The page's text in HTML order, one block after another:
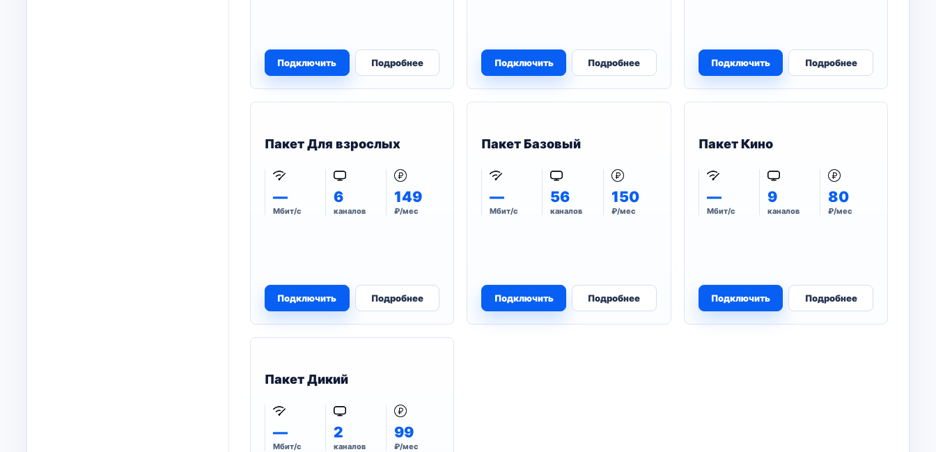
Подключить Подробнее Подключить Подробнее Подключить Подробнее
Пакет Для взрослых
—
Мбит/с
6
каналов
149
₽/мес
Подключить Подробнее
Пакет Базовый
—
Мбит/с
56
каналов
150
₽/мес
Подключить Подробнее
Пакет Кино
—
Мбит/с
9
каналов
80
₽/мес
Подключить Подробнее
Пакет Дикий
—
Мбит/с
2
каналов
99
₽/мес